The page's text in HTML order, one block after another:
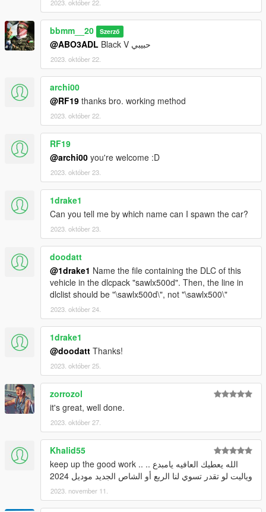
2023. október 22.
bbmm__20 Szerző
@ABO3ADL Black V حبيبي
2023. október 22.
archi00
@RF19 thanks bro. working method
2023. október 22.
RF19
@archi00 you're welcome :D
2023. október 23.
1drake1
Can you tell me by which name can I spawn the car?
2023. október 23.
doodatt
@1drake1 Name the file containing the DLC of this
vehicle in the dlcpack "sawlx500d". Then, the line in
dlclist should be "\sawlx500d\", not "\sawlx500\"
2023. október 24.
1drake1
@doodatt Thanks!
2023. október 25.
zorrozol
it's great, well done.
2023. október 27.
Khalid55
keep up the good work .. الله يعطيك العافيه يامبدع ..
وياليت لو تقدر تسوي لنا الربع أو الشاص الجديد موديل 2024
2023. november 11.